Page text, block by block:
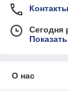
Контакты
Сегодня
О нас